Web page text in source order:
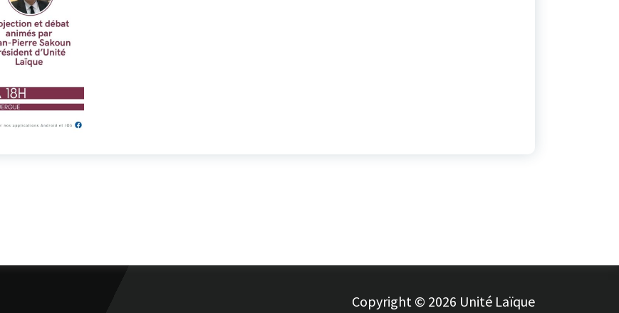
Copyright © 2026 Unité Laïque